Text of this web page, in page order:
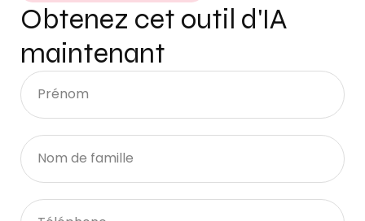
Obtenez cet outil d'IA
maintenant